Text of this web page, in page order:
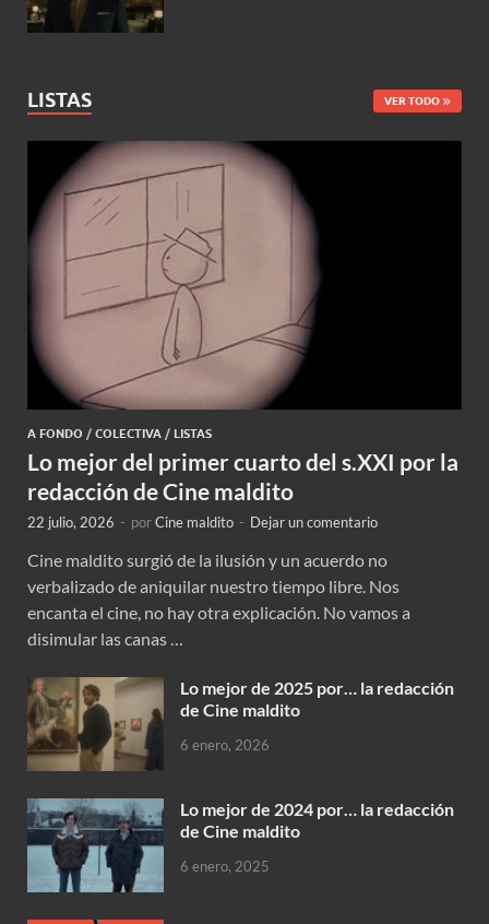
LISTAS VER TODO
A FONDO / COLECTIVA / LISTAS
Lo mejor del primer cuarto del s.XXI por la
redacción de Cine maldito
22 julio, 2026 - porCine maldito - Dejar un comentario
Cine maldito surgió de la ilusión y un acuerdo no
verbalizado de aniquilar nuestro tiempo libre. Nos
encanta el cine, no hay otra explicación. No vamos a
disimular las canas …
Lo mejor de 2025 por… la redacción
de Cine maldito
6 enero, 2026
Lo mejor de 2024 por… la redacción
de Cine maldito
6 enero, 2025